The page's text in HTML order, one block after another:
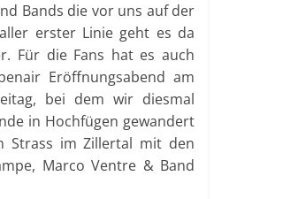
Bands die vor uns auf der
erster Linie geht es da
Für die Fans hat es auch
Eröffnungsabend am
bei dem wir diesmal
in Hochfügen gewandert
Strass im Zillertal mit den
Marco Ventre & Band